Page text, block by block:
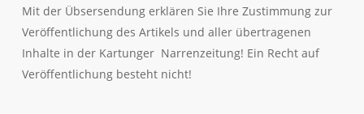
Mit der Übsersendung erklären Sie Ihre Zustimmung zur
Veröffentlichung des Artikels und aller übertragenen
Inhalte in der Kartunger Narrenzeitung! Ein Recht auf
Veröffentlichung besteht nicht!